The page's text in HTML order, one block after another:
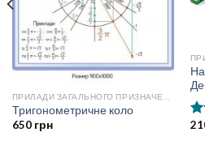
Тригонометричне коло
650 грн